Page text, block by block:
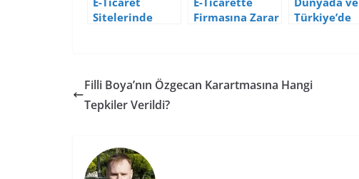
Sitelerinde
Firmasına Zarar
Yorumlar
Türkiye’de
İstatistikleri
(2015)
Filli Boya’nın Özgecan Karartmasına Hangi
Tepkiler Verildi?